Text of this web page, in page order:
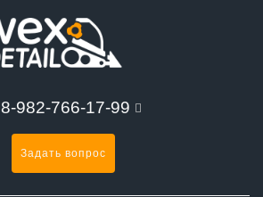
8-982-766-17-99
Задать вопрос